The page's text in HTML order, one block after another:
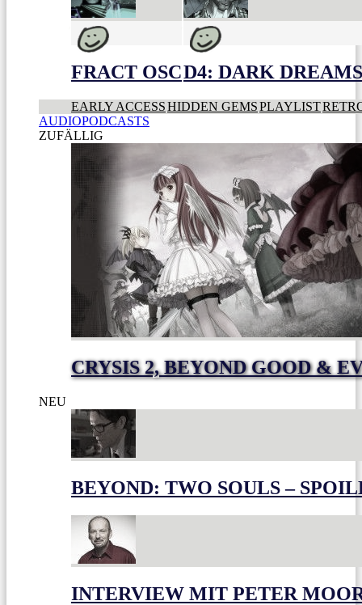
FRACT OSCD4: DARK
EARLY ACCESSHIDDEN GEMSPLAYLIST
AUDIOPODCASTS
ZUFÄLLIG
CRYSIS 2, BEYOND GOOD &
NEU
BEYOND: TWO SOULS –
INTERVIEW MIT PETER